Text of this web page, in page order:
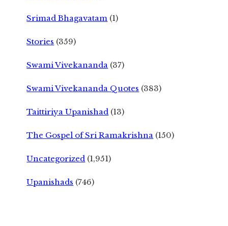
Srimad Bhagavatam (1)
Stories (359)
Swami Vivekananda (37)
Swami Vivekananda Quotes (383)
Taittiriya Upanishad (13)
The Gospel of Sri Ramakrishna (150)
Uncategorized (1,951)
Upanishads (746)